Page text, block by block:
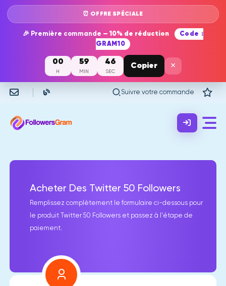
⏰ OFFRE SPÉCIALE
🎉 Première commande — 10% de réduction
Code :
GRAM10
00
H
59
MIN
46
SEC
Copier ×
Suivre votre commande
Acheter Des Twitter 50 Followers
Remplissez complètement le formulaire ci-dessous pour
le produit Twitter 50 Followers et passez à l'étape de
paiement.